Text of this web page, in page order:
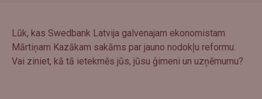
Lūk, kas Swedbank Latvija galvenajam ekonomistam
Mārtiņam Kazākam sakāms par jauno nodokļu reformu.
Vai ziniet, kā tā ietekmēs jūs, jūsu ģimeni un uzņēmumu?